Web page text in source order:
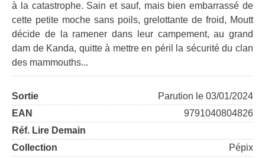
à la catastrophe. Sain et sauf, mais bien embarrassé de
cette petite moche sans poils, grelottante de froid, Moutt
décide de la ramener dans leur campement, au grand
dam de Kanda, quitte à mettre en péril la sécurité du clan
des mammouths...
Sortie
Parution le 03/01/2024
EAN
9791040804826
Réf. Lire Demain
Collection
Pépix